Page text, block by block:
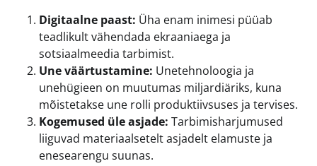
Digitaalne paast: Üha enam inimesi püüab
teadlikult vähendada ekraaniaega ja
sotsiaalmeedia tarbimist.
Une väärtustamine: Unetehnoloogia ja
unehügieen on muutumas miljardiäriks, kuna
mõistetakse une rolli produktiivsuses ja tervises.
Kogemused üle asjade: Tarbimisharjumused
liiguvad materiaalsetelt asjadelt elamuste ja
enesearengu suunas.